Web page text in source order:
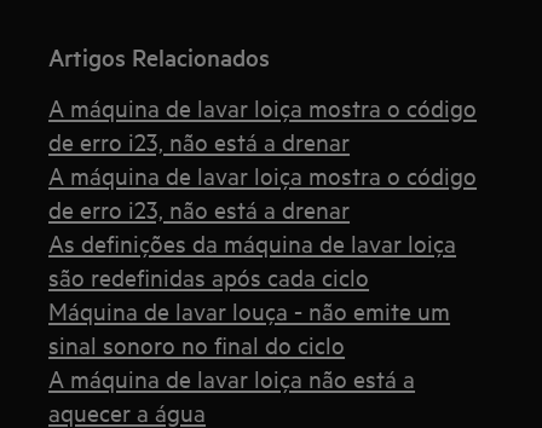
Artigos Relacionados
A máquina de lavar loiça mostra o código
de erro i23, não está a drenar
A máquina de lavar loiça mostra o código
de erro i23, não está a drenar
As definições da máquina de lavar loiça
são redefinidas após cada ciclo
Máquina de lavar louça - não emite um
sinal sonoro no final do ciclo
A máquina de lavar loiça não está a
aquecer a água